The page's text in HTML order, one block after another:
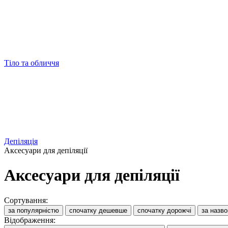
Тіло та обличчя
Депіляція
Аксесуари для депіляції
Аксесуари для депіляції
Сортування:
за популярністю спочатку дешевше спочатку дорожчі за
Відображення: